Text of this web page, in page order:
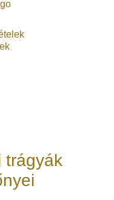
trágyák